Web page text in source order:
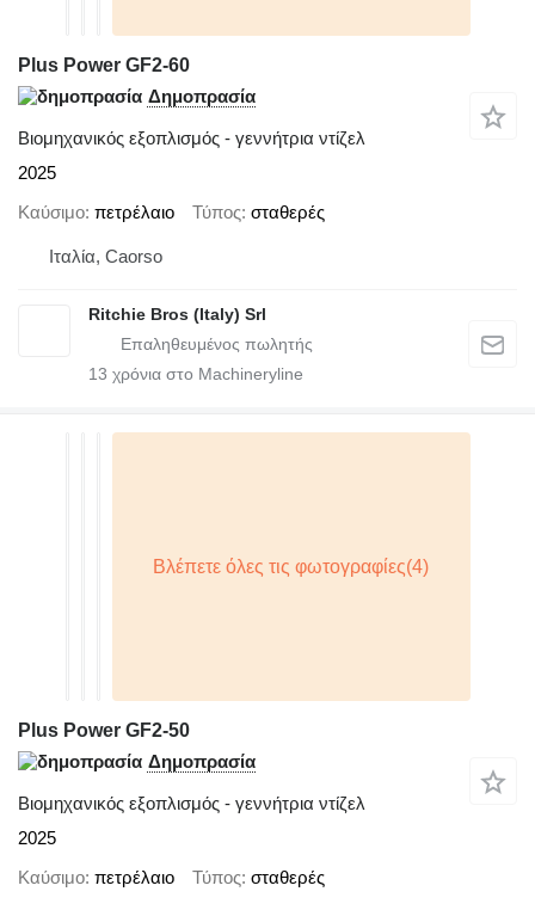
Plus Power GF2-60
Δημοπρασία
Βιομηχανικός εξοπλισμός - γεννήτρια ντίζελ
2025
Καύσιμο πετρέλαιο Τύπος σταθερές
Ιταλία, Caorso
Ritchie Bros (Italy) Srl
13 χρόνια στο Machineryline
Plus Power GF2-50
Δημοπρασία
Βιομηχανικός εξοπλισμός - γεννήτρια ντίζελ
2025
Καύσιμο πετρέλαιο Τύπος σταθερές